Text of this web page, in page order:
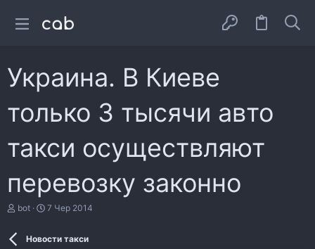
Украина. В Киеве
только 3 тысячи авто
такси осуществляют
перевозку законно
А
bot
Д
а
7 Чер 2014
Новости такси